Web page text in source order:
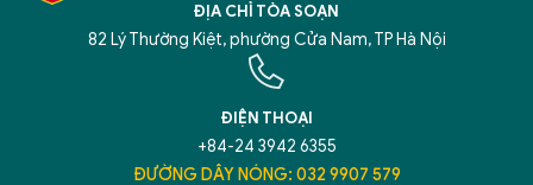
ĐỊA CHỈ TÒA SOẠN
82 Lý Thường Kiệt, phường Cửa Nam, TP Hà Nội
ĐIỆN THOẠI
+84-24 3942 6355
ĐƯỜNG DÂY NÓNG: 032 9907 579